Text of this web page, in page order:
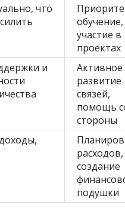
что
обучение,
участие в
проектах
и
Активное
развитие
связей,
помощь
стороны
расходов,
создание
подушки